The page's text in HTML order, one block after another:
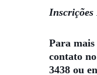
Inscrições
Para
contato
3438 ou